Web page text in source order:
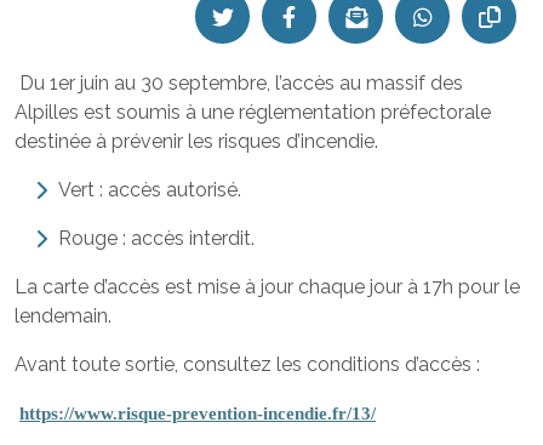
Du 1er juin au 30 septembre, l’accès au massif des
Alpilles est soumis à une réglementation préfectorale
destinée à prévenir les risques d’incendie.
Vert : accès autorisé.
Rouge : accès interdit.
La carte d’accès est mise à jour chaque jour à 17h pour le
lendemain.
Avant toute sortie, consultez les conditions d’accès :
https://www.risque-prevention-incendie.fr/13/